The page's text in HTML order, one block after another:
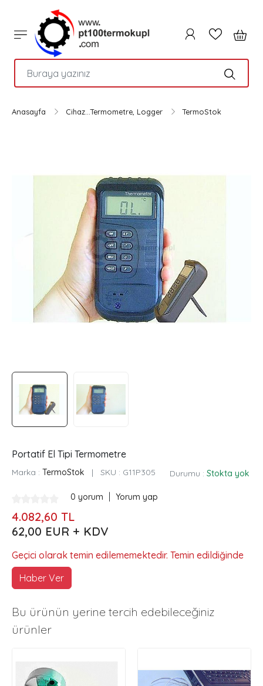
Anasayfa Cihaz...Termometre, Logger TermoStok
Portatif El Tipi Termometre
Marka : TermoStok | SKU : G11P305 Durumu : Stokta yok
0 yorum Yorum yap
62,00 EUR + KDV
4.082,60 TL
Geçici olarak temin edilememektedir. Temin edildiğinde
Haber Ver
Bu ürünün yerine tercih edebileceğiniz
ürünler